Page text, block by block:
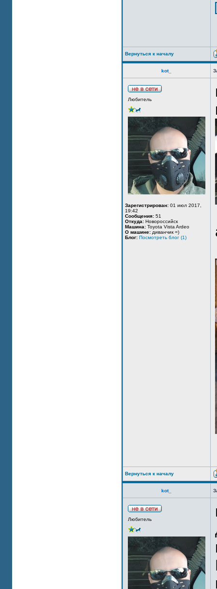
Вернуться к началу
kot_
Любитель
Зарегистрирован: 01 июл 2017,
19:42
Сообщения: 51
Откуда: Новороссийск
Машина: Toyota Vista Ardeo
О машине: диванчик =)
Блог: Посмотреть блог (1)
Вернуться к началу
kot_
Любитель